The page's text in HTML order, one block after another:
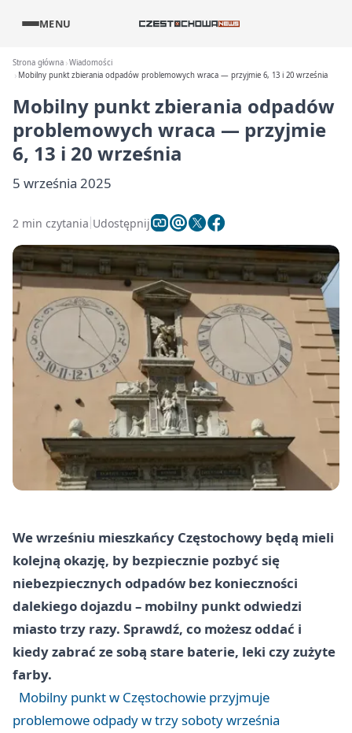
MENU
Strona główna Wiadomości
Mobilny punkt zbierania odpadów problemowych wraca — przyjmie 6, 13 i 20 września
Mobilny punkt zbierania odpadów
problemowych wraca — przyjmie
6, 13 i 20 września
5 września 2025
2 min czytania Udostępnij
We wrześniu mieszkańcy Częstochowy będą mieli
kolejną okazję, by bezpiecznie pozbyć się
niebezpiecznych odpadów bez konieczności
dalekiego dojazdu – mobilny punkt odwiedzi
miasto trzy razy. Sprawdź, co możesz oddać i
kiedy zabrać ze sobą stare baterie, leki czy zużyte
farby.
Mobilny punkt w Częstochowie przyjmuje
problemowe odpady w trzy soboty września